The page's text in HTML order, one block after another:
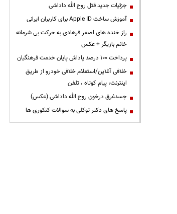
جزئیات جدید قتل روح الله داداشی
آموزش ساخت Apple ID برای کاربران ایرانی
راز خنده های اصغر فرهادی به حرکت بی شرمانه
خانم بازیگر + عکس
پرداخت ۱۰۰ درصد پاداش پایان خدمت فرهنگیان
خلافی آنلاین/استعلام خلافی خودرو از طریق
اینترنت، پیام کوتاه ، تلفن
جسدغرق درخون روح الله داداشی (عکس)
پاسخ های دکتر توکلی به سوالات کنکوری ها